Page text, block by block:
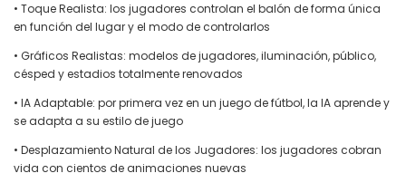
• Toque Realista: los jugadores controlan el balón de forma única
en función del lugar y el modo de controlarlos
• Gráficos Realistas: modelos de jugadores, iluminación, público,
césped y estadios totalmente renovados
• IA Adaptable: por primera vez en un juego de fútbol, la IA aprende y
se adapta a su estilo de juego
• Desplazamiento Natural de los Jugadores: los jugadores cobran
vida con cientos de animaciones nuevas